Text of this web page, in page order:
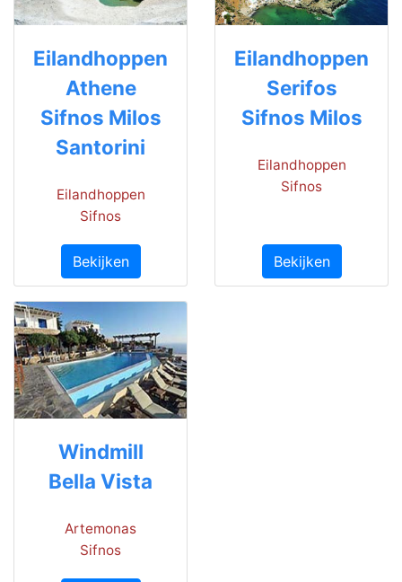
Eilandhoppen
Athene
Sifnos Milos
Santorini
Eilandhoppen
Sifnos
Bekijken
Eilandhoppen
Serifos
Sifnos Milos
Eilandhoppen
Sifnos
Bekijken
Windmill
Bella Vista
Artemonas
Sifnos